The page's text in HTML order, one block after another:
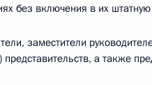
без включения в их штатную
заместители
представительств, а также